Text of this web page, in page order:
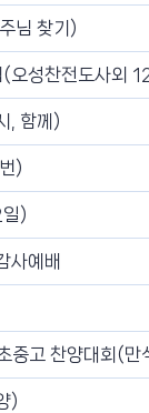
님 찾기)
오성찬전도사외
, 함께)
)
)
사예배
중고 찬양대회(만
)